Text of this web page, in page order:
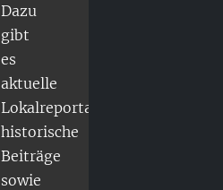
Dazu
gibt
es
aktuelle
Lokalreportagen,
historische
Beiträge
sowie